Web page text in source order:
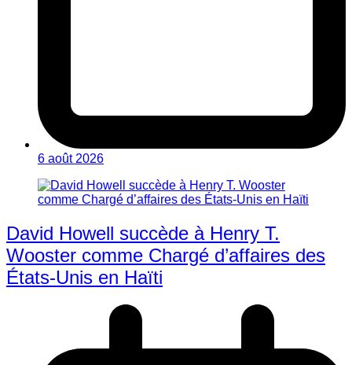
6 août 2026
David Howell succède à Henry T.
Wooster comme Chargé d’affaires des
États-Unis en Haïti